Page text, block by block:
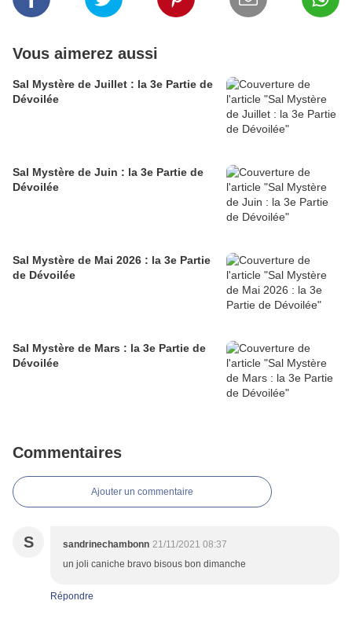
Vous aimerez aussi
Sal Mystère de Juillet : la 3e Partie de
Dévoilée
Sal Mystère de Juin : la 3e Partie de
Dévoilée
Sal Mystère de Mai 2026 : la 3e Partie
de Dévoilée
Sal Mystère de Mars : la 3e Partie de
Dévoilée
Commentaires
Ajouter un commentaire
S sandrinechambonn 21/11/2021 08:37
un joli caniche bravo bisous bon dimanche
Répondre